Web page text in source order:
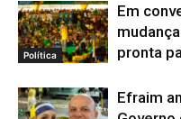
Política
Em
pronta
Efraim